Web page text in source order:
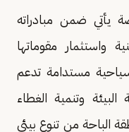
يأتي ضمن مبادراته
واستثمار مقوماتها
مستدامة تدعم
وتنمية الغطاء
الباحة من تنوع بيئي